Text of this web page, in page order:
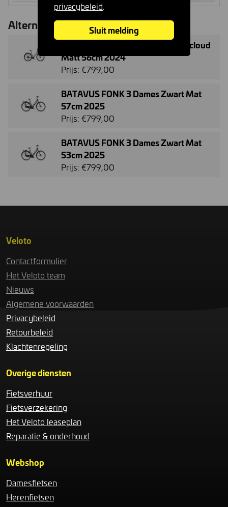
Alternatieven
CORTINA Mozzo Dames Thundercloud
Matt 56cm 2024
Prijs: €799,00
BATAVUS FONK 3 Dames Zwart Mat
57cm 2025
Prijs: €799,00
BATAVUS FONK 3 Dames Zwart Mat
53cm 2025
Prijs: €799,00
Veloto
Contactformulier
Het Veloto team
Nieuws
Algemene voorwaarden
Privacybeleid
Retourbeleid
Klachtenregeling
Overige diensten
Fietsverhuur
Fietsverzekering
Het Veloto leaseplan
Reparatie & onderhoud
Webshop
Damesfietsen
Herenfietsen
privacybeleid.
Sluit melding